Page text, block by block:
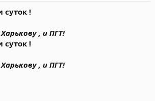
суток !
, и ПГТ!
суток !
, и ПГТ!